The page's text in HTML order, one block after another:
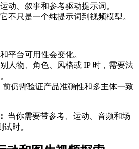
动、叙事和参考驱动提示词。
不只是一个纯提示词到视频模型。
平台可用性会变化。
人物、角色、风格或 IP 时，需要法
前仍需验证产品准确性和多主体一致
当你需要带参考、运动、音频和场
时。